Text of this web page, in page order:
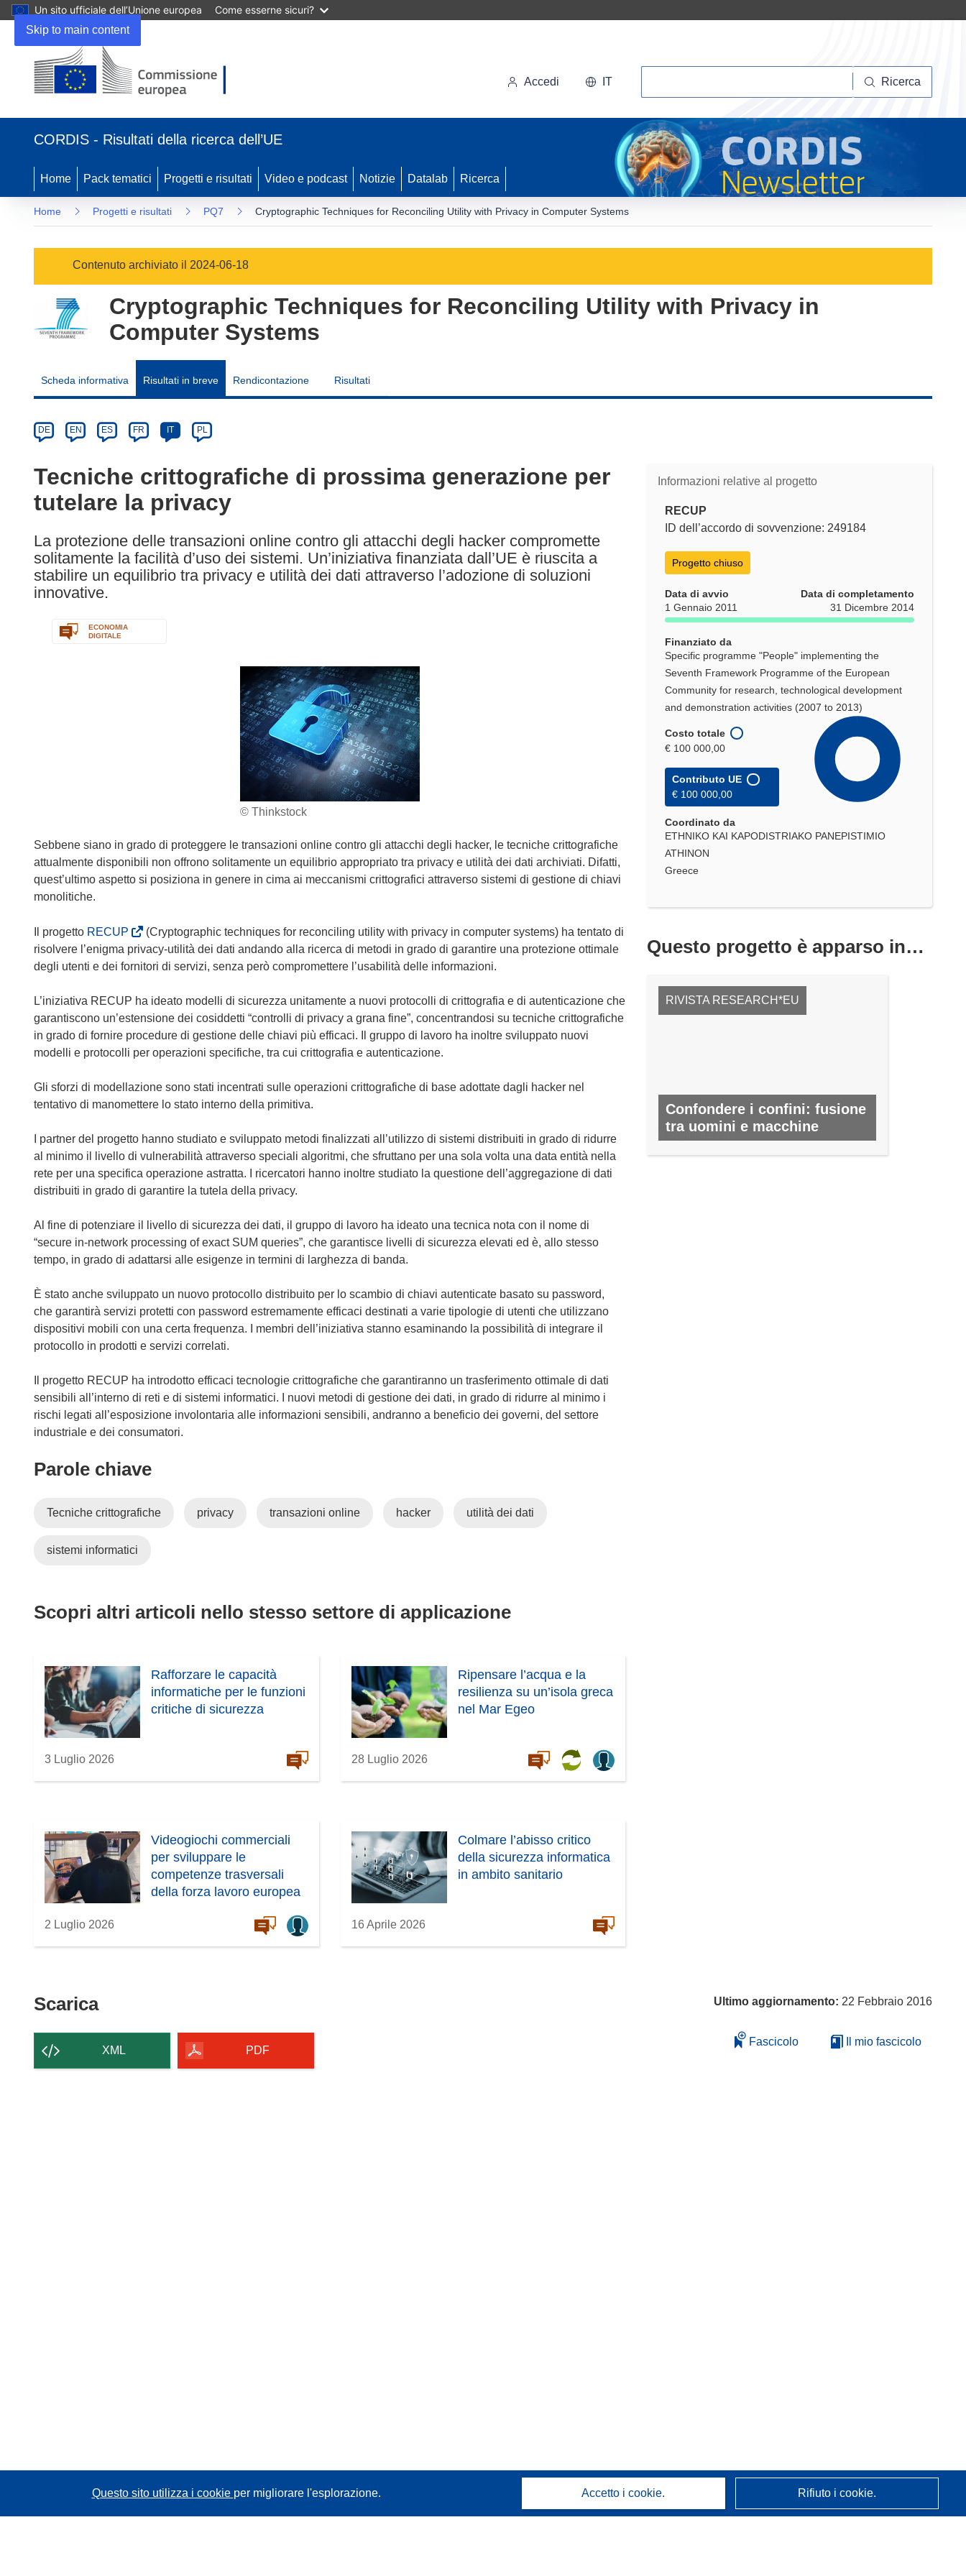
Skip to main content
Un sito ufficiale dell’Unione europea Come esserne sicuri?
in
nuova
finestra)
Accedi IT Ricerca
CORDIS - Risultati della ricerca dell’UE
Home Pack tematici Progetti e risultati Video e podcast Notizie Datalab Ricerca
Home Progetti e risultati PQ7 Cryptographic Techniques for Reconciling Utility with Privacy in Computer Systems
Contenuto archiviato il 2024-06-18
Cryptographic Techniques for Reconciling Utility with Privacy in
Computer Systems
Scheda informativa Risultati in breve Rendicontazione Risultati
Category
Article
available
the
following
languages:
DE EN ES FR IT PL
Tecniche crittografiche di prossima generazione per
tutelare la privacy
La protezione delle transazioni online contro gli attacchi degli hacker compromette
solitamente la facilità d’uso dei sistemi. Un’iniziativa finanziata dall’UE è riuscita a
stabilire un equilibrio tra privacy e utilità dei dati attraverso l’adozione di soluzioni
innovative.
ECONOMIA
DIGITALE
© Thinkstock
Sebbene siano in grado di proteggere le transazioni online contro gli attacchi degli hacker, le tecniche crittografiche
attualmente disponibili non offrono solitamente un equilibrio appropriato tra privacy e utilità dei dati archiviati. Difatti,
quest’ultimo aspetto si posiziona in genere in cima ai meccanismi crittografici attraverso sistemi di gestione di chiavi
monolitiche.
Il progetto RECUP
s
i
p
r
e
i
u
n
n
u
o
v
f
n
s
t
r
a
(Cryptographic techniques for reconciling utility with privacy in computer systems) ha tentato di
risolvere l’enigma privacy-utilità dei dati andando alla ricerca di metodi in grado di garantire una protezione ottimale
degli utenti e dei fornitori di servizi, senza però compromettere l’usabilità delle informazioni.
L’iniziativa RECUP ha ideato modelli di sicurezza unitamente a nuovi protocolli di crittografia e di autenticazione che
garantiscono un’estensione dei cosiddetti “controlli di privacy a grana fine”, concentrandosi su tecniche crittografiche
in grado di fornire procedure di gestione delle chiavi più efficaci. Il gruppo di lavoro ha inoltre sviluppato nuovi
modelli e protocolli per operazioni specifiche, tra cui crittografia e autenticazione.
Gli sforzi di modellazione sono stati incentrati sulle operazioni crittografiche di base adottate dagli hacker nel
tentativo di manomettere lo stato interno della primitiva.
I partner del progetto hanno studiato e sviluppato metodi finalizzati all’utilizzo di sistemi distribuiti in grado di ridurre
al minimo il livello di vulnerabilità attraverso speciali algoritmi, che sfruttano per una sola volta una data entità nella
rete per una specifica operazione astratta. I ricercatori hanno inoltre studiato la questione dell’aggregazione di dati
distribuiti in grado di garantire la tutela della privacy.
Al fine di potenziare il livello di sicurezza dei dati, il gruppo di lavoro ha ideato una tecnica nota con il nome di
“secure in-network processing of exact SUM queries”, che garantisce livelli di sicurezza elevati ed è, allo stesso
tempo, in grado di adattarsi alle esigenze in termini di larghezza di banda.
È stato anche sviluppato un nuovo protocollo distribuito per lo scambio di chiavi autenticate basato su password,
che garantirà servizi protetti con password estremamente efficaci destinati a varie tipologie di utenti che utilizzano
dispositivi mobili con una certa frequenza. I membri dell’iniziativa stanno esaminando la possibilità di integrare il
protocollo in prodotti e servizi correlati.
Il progetto RECUP ha introdotto efficaci tecnologie crittografiche che garantiranno un trasferimento ottimale di dati
sensibili all’interno di reti e di sistemi informatici. I nuovi metodi di gestione dei dati, in grado di ridurre al minimo i
rischi legati all’esposizione involontaria alle informazioni sensibili, andranno a beneficio dei governi, del settore
industriale e dei consumatori.
Parole chiave
Tecniche crittografiche privacy transazioni online hacker utilità dei dati
sistemi informatici
Scopri altri articoli nello stesso settore di applicazione
Rafforzare le capacità
informatiche per le funzioni
critiche di sicurezza
3 Luglio 2026
Ripensare l’acqua e la
resilienza su un’isola greca
nel Mar Egeo
28 Luglio 2026
Videogiochi commerciali
per sviluppare le
competenze trasversali
della forza lavoro europea
2 Luglio 2026
Colmare l’abisso critico
della sicurezza informatica
in ambito sanitario
16 Aprile 2026
Informazioni relative al progetto
RECUP
ID dell’accordo di sovvenzione: 249184
Progetto chiuso
Data di avvio
1 Gennaio 2011
Data di completamento
31 Dicembre 2014
Finanziato da
Specific programme "People" implementing the
Seventh Framework Programme of the European
Community for research, technological development
and demonstration activities (2007 to 2013)
Costo totale
€ 100 000,00
Contributo UE
€ 100 000,00
Coordinato da
ETHNIKO KAI KAPODISTRIAKO PANEPISTIMIO
ATHINON
Greece
Questo progetto è apparso in…
RIVISTA RESEARCH*EU
Confondere i confini: fusione
tra uomini e macchine
ScaricaScarica
contenuto
della
XML PDF
Ultimo aggiornamento: 22 Febbraio 2016
Fascicolo Il mio fascicolo
Questo sito utilizza i cookie per migliorare l'esplorazione. Accetto i cookie. Rifiuto i cookie.